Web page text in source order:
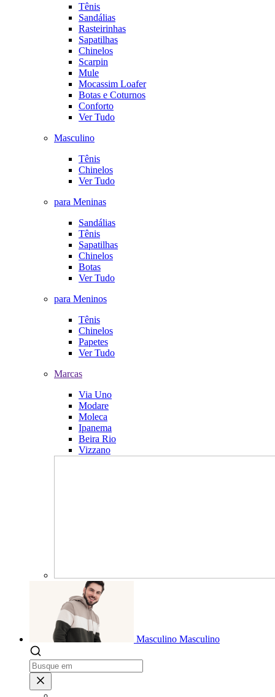
Tênis
Sandálias
Rasteirinhas
Sapatilhas
Chinelos
Scarpin
Mule
Mocassim Loafer
Botas e Coturnos
Conforto
Ver Tudo
Masculino
Tênis
Chinelos
Ver Tudo
para Meninas
Sandálias
Tênis
Sapatilhas
Chinelos
Botas
Ver Tudo
para Meninos
Tênis
Chinelos
Papetes
Ver Tudo
Marcas
Via Uno
Modare
Moleca
Ipanema
Beira Rio
Vizzano
Masculino Masculino